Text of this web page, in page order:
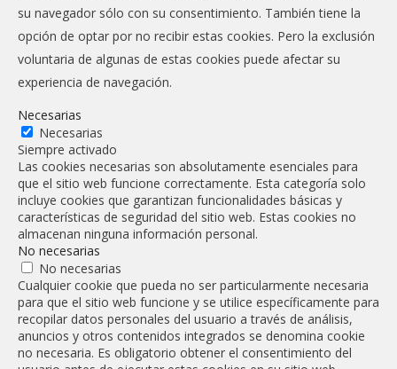
su navegador sólo con su consentimiento. También tiene la
opción de optar por no recibir estas cookies. Pero la exclusión
voluntaria de algunas de estas cookies puede afectar su
experiencia de navegación.
Necesarias
Necesarias
Siempre activado
Las cookies necesarias son absolutamente esenciales para
que el sitio web funcione correctamente. Esta categoría solo
incluye cookies que garantizan funcionalidades básicas y
características de seguridad del sitio web. Estas cookies no
almacenan ninguna información personal.
No necesarias
No necesarias
Cualquier cookie que pueda no ser particularmente necesaria
para que el sitio web funcione y se utilice específicamente para
recopilar datos personales del usuario a través de análisis,
anuncios y otros contenidos integrados se denomina cookie
no necesaria. Es obligatorio obtener el consentimiento del